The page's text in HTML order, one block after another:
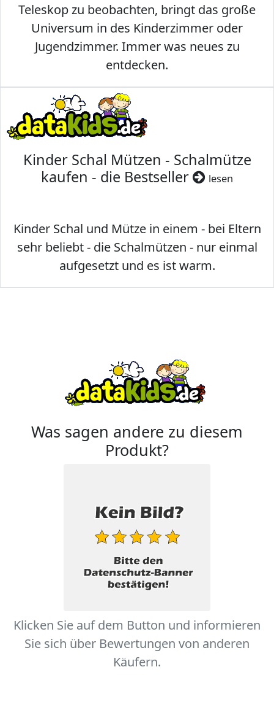
Teleskop zu beobachten, bringt das große
Universum in des Kinderzimmer oder
Jugendzimmer. Immer was neues zu
entdecken.
Kinder Schal Mützen - Schalmütze
kaufen - die Bestseller
lesen
Kinder Schal und Mütze in einem - bei Eltern
sehr beliebt - die Schalmützen - nur einmal
aufgesetzt und es ist warm.
Was sagen andere zu diesem
Produkt?
Klicken Sie auf dem Button und informieren
Sie sich über Bewertungen von anderen
Käufern.